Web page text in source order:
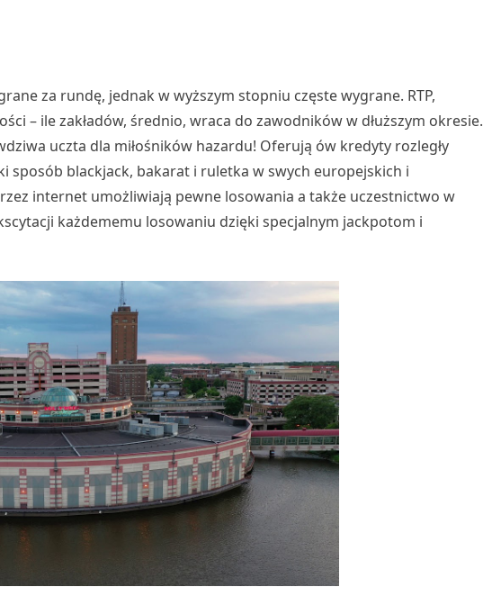
za rundę, jednak w wyższym stopniu częste wygrane. RTP,
– ile zakładów, średnio, wraca do zawodników w dłuższym okresie.
uczta dla miłośników hazardu! Oferują ów kredyty rozległy
blackjack, bakarat i ruletka w swych europejskich i
internet umożliwiają pewne losowania a także uczestnictwo w
każdememu losowaniu dzięki specjalnym jackpotom i